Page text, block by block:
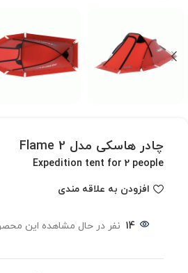
چادر هاسکی مدل Flame 2
Expedition tent for 2 people
افزودن به علاقه مندی
14 نفر در حال مشاهده این